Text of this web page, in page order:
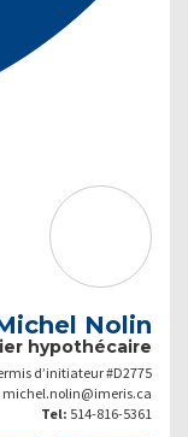
Nolin
hypothécaire
d’initiateur #D2775
michel.nolin@imeris.ca
Tel: 514-816-5361